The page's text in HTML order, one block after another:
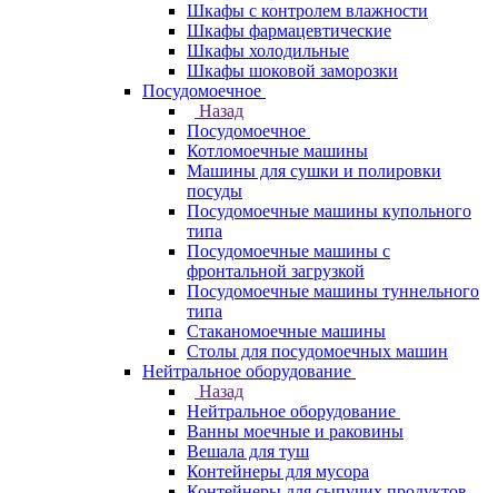
Шкафы с контролем влажности
Шкафы фармацевтические
Шкафы холодильные
Шкафы шоковой заморозки
Посудомоечное
Назад
Посудомоечное
Котломоечные машины
Машины для сушки и полировки
посуды
Посудомоечные машины купольного
типа
Посудомоечные машины с
фронтальной загрузкой
Посудомоечные машины туннельного
типа
Стаканомоечные машины
Столы для посудомоечных машин
Нейтральное оборудование
Назад
Нейтральное оборудование
Ванны моечные и раковины
Вешала для туш
Контейнеры для мусора